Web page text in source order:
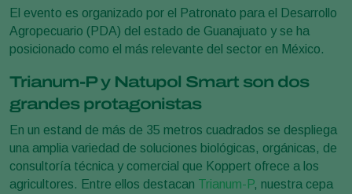
El evento es organizado por el Patronato para el Desarrollo
Agropecuario (PDA) del estado de Guanajuato y se ha
posicionado como el más relevante del sector en México.
Trianum-P y Natupol Smart son dos
grandes protagonistas
En un estand de más de 35 metros cuadrados se despliega
una amplia variedad de soluciones biológicas, orgánicas, de
consultoría técnica y comercial que Koppert ofrece a los
agricultores. Entre ellos destacan Trianum-P, nuestra cepa